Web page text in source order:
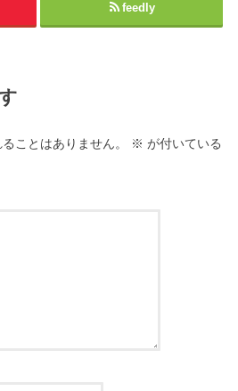
feedly
ことはありません。 ※ が付いている